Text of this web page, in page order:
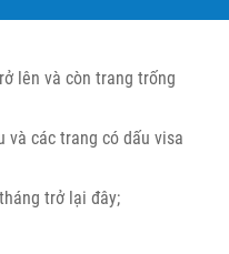
lên và còn trang trống
và các trang có dấu visa
trở lại đây;